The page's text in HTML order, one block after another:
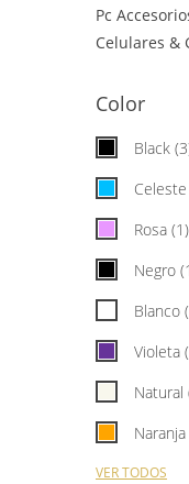
Pc
Celulares &
Color
Black
Rosa (1)
Negro
Blanco
Violeta
Natural
VER TODOS